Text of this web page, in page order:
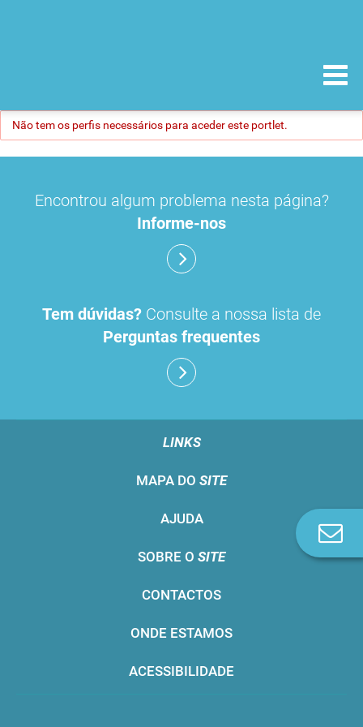
Não tem os perfis necessários para aceder este portlet.
Encontrou algum problema nesta página?
Informe-nos
Tem dúvidas? Consulte a nossa lista de
Perguntas frequentes
LINKS
MAPA DO SITE
AJUDA
SOBRE O SITE
CONTACTOS
ONDE ESTAMOS
ACESSIBILIDADE